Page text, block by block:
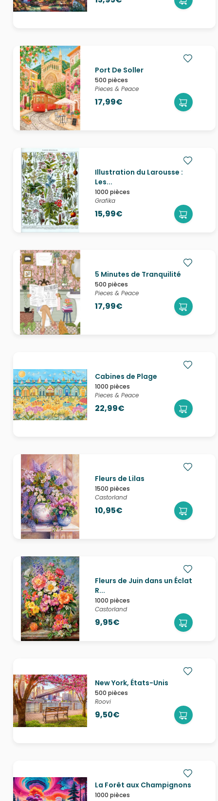
Port De Soller
500 pièces
Pieces & Peace
17,99€
Illustration du Larousse :
Les...
1000 pièces
Grafika
15,99€
5 Minutes de Tranquilité
500 pièces
Pieces & Peace
17,99€
Cabines de Plage
1000 pièces
Pieces & Peace
22,99€
Fleurs de Lilas
1500 pièces
Castorland
10,95€
Fleurs de Juin dans un Éclat
R...
1000 pièces
Castorland
9,95€
New York, États-Unis
500 pièces
Roovi
9,50€
La Forêt aux Champignons
1000 pièces